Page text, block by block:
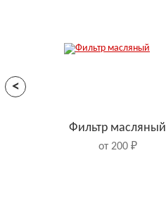
<
Фильтр масляный
от 200 ₽